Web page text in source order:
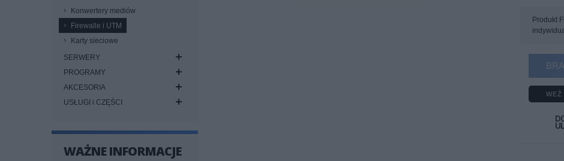
Konwertery mediów
Firewalle i UTM
Karty sieciowe
SERWERY
PROGRAMY
AKCESORIA
USŁUGI i CZĘŚCI
WAŻNE INFORMACJE
Produkt
WEŹ